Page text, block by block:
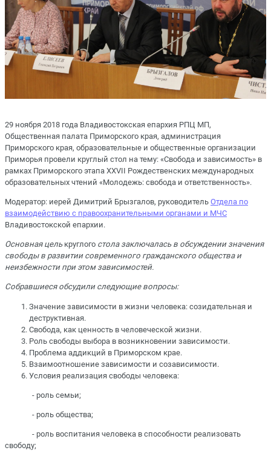
29 ноября 2018 года Владивостокская епархия РПЦ МП,
Общественная палата Приморского края, администрация
Приморского края, образовательные и общественные организации
Приморья провели круглый стол на тему: «Свобода и зависимость» в
рамках Приморского этапа XXVII Рождественских международных
образовательных чтений «Молодежь: свобода и ответственность».
Модератор: иерей Димитрий Брызгалов, руководитель Отдела по
взаимодействию с правоохранительными органами и МЧС
Владивостокской епархии.
Основная целькруглого стола заключалась в обсуждении значения
свободы в развитии современного гражданского общества и
неизбежности при этом зависимостей.
Собравшиеся обсудили следующие вопросы:
Значение зависимости в жизни человека: созидательная и
деструктивная.
Свобода, как ценность в человеческой жизни.
Роль свободы выбора в возникновении зависимости.
Проблема аддикций в Приморском крае.
Взаимоотношение зависимости и созависимости.
Условия реализация свободы человека:
- роль семьи;
- роль общества;
- роль воспитания человека в способности реализовать
свободу;